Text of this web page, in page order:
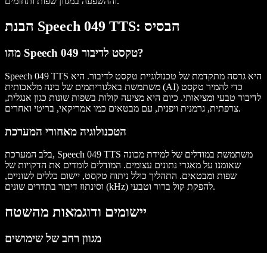
הבנת Speech 049 TTS: הבסיס
מהו Speech 049 טקסט לדיבור?
Speech 049 TTS היא גרסה מתקדמת של טכנולוגיית טקסט לדיבור. היא
משתמשת באלגוריתמים של בינה מלאכותית (AI) כדי להמיר טקסט
לדיבור טבעי ומציאותי. כיום היא מציעה קולות בשפות שונות כגון אנגלית,
צרפתית, גרמנית ויפנית, עם מבטאים כמו אמריקאי, בריטי ואחרים.
הטכנולוגיה מאחורי המערכת
בלב המערכת, Speech 049 TTS משתמשת במודלים של למידת מכונה
שאומנו על מאגרי נתונים עצומים. המודלים לומדים את הדקויות של
שפות ומבטאים. התהליך כולל ניתוח טקסט, יישום כללים לשוניים,
וסינתוז דיבור בתדרים שונים (kHz) להפקת קול ברור וטבעי.
יישומים ודוגמאות מהשטח
מגוון רחב של שימושים